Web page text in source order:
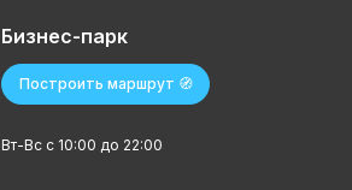
Бизнес-парк
Вт-Вс с 10:00 до 22:00
Построить маршрут 🧭